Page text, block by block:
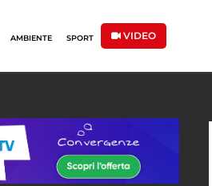
AMBIENTE SPORT VIDEO